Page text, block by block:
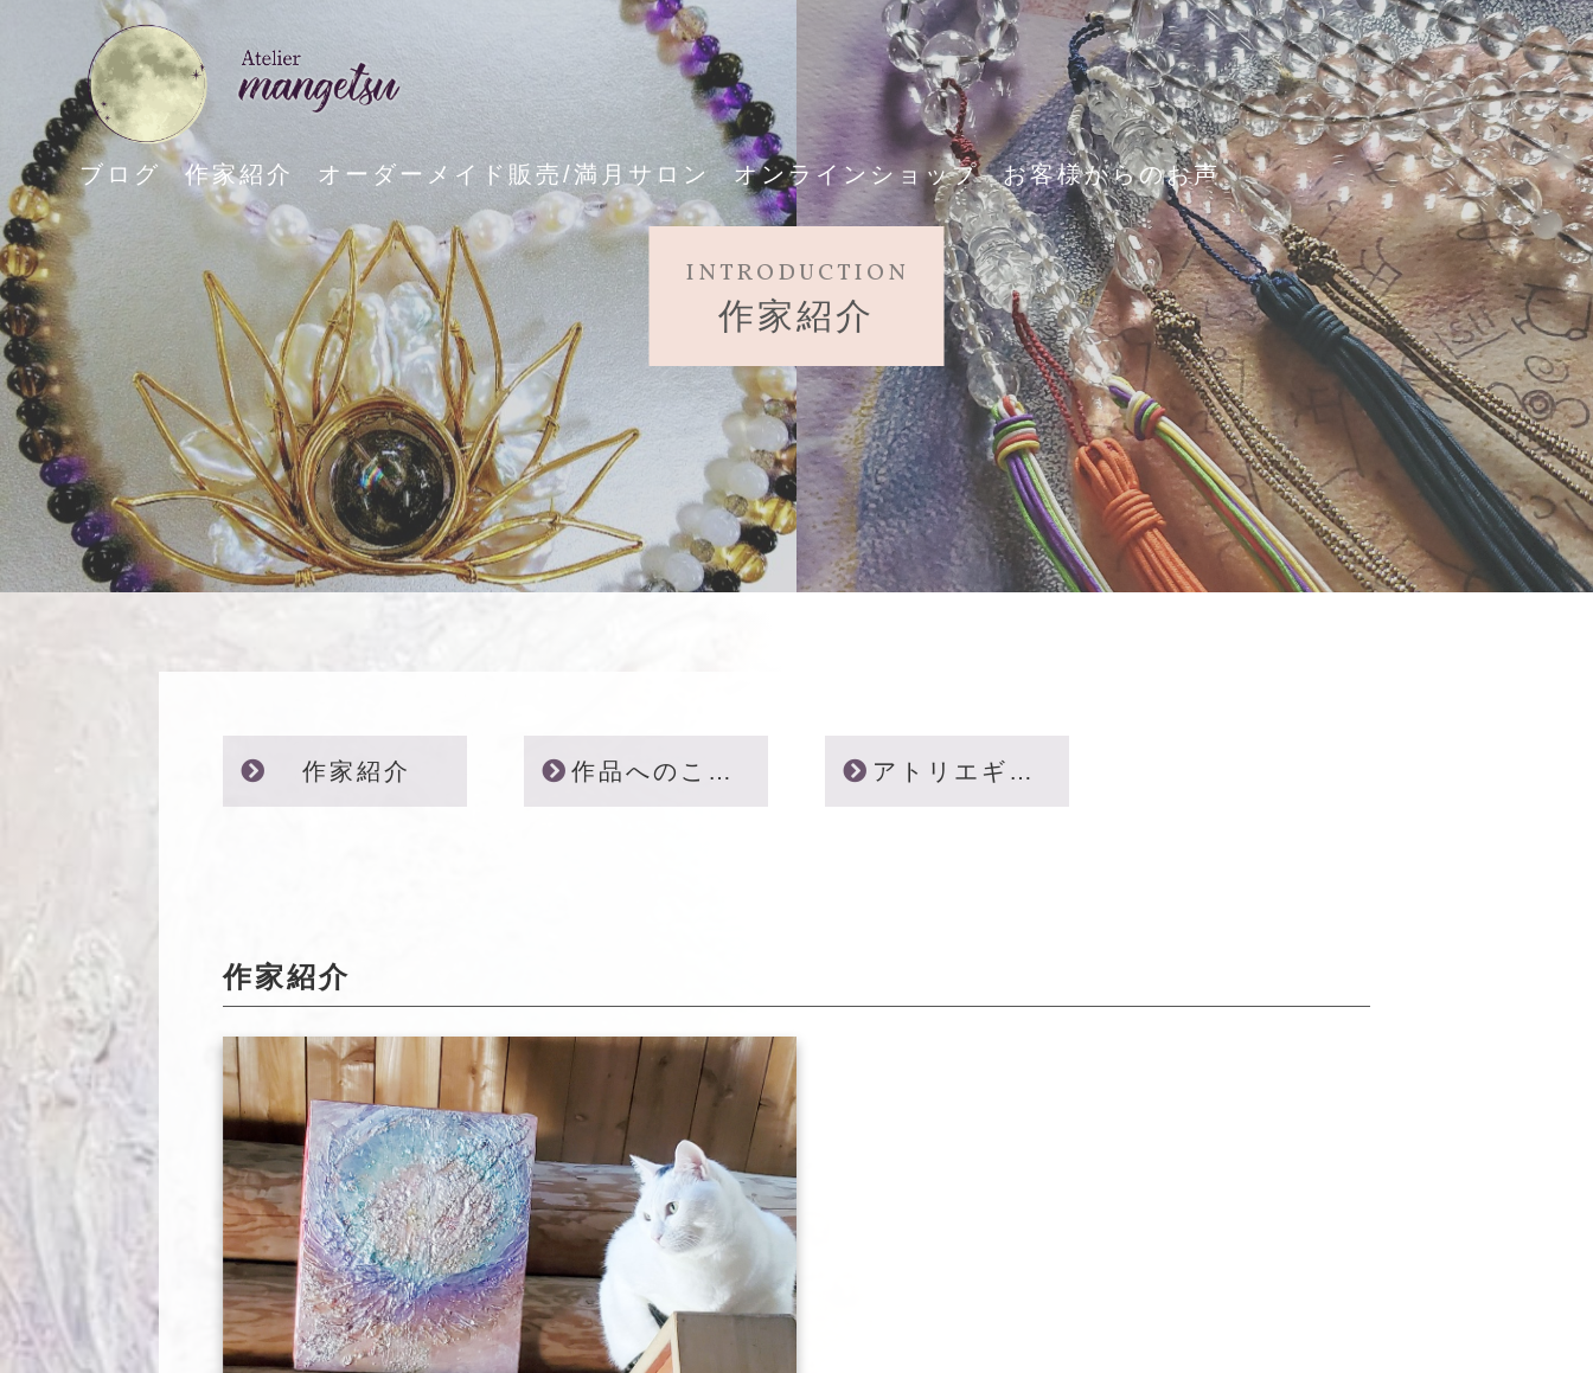
ブログ 作家紹介 オーダーメイド販売/満月サロン オンラインショップ お客様からのお声
INTRODUCTION
作家紹介
作家紹介 作品へのこだわり アトリエギャラリー
作家紹介